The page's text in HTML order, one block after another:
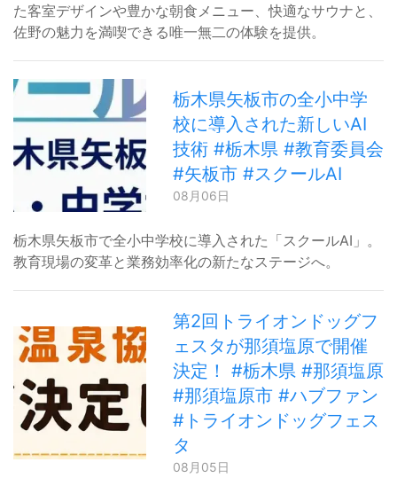
た客室デザインや豊かな朝食メニュー、快適なサウナと、
佐野の魅力を満喫できる唯一無二の体験を提供。
栃木県矢板市の全小中学
校に導入された新しいAI
技術 #栃木県 #教育委員会
#矢板市 #スクールAI
08月06日
栃木県矢板市で全小中学校に導入された「スクールAI」。
教育現場の変革と業務効率化の新たなステージへ。
第2回トライオンドッグフ
ェスタが那須塩原で開催
決定！ #栃木県 #那須塩原
#那須塩原市 #ハブファン
#トライオンドッグフェス
タ
08月05日